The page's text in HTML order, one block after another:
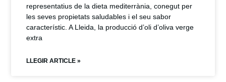
representatius de la dieta mediterrània, conegut per
les seves propietats saludables i el seu sabor
característic. A Lleida, la producció d’oli d’oliva verge
extra
LLEGIR ARTICLE »